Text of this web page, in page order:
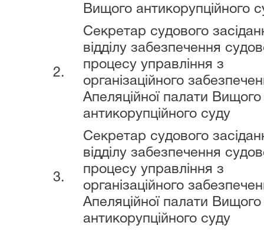
Вищого антикорупційного
2.
Секретар судового
відділу забезпечення
процесу управління з
організаційного
Апеляційної палати Вищого
антикорупційного суду
3.
Секретар судового
відділу забезпечення
процесу управління з
організаційного
Апеляційної палати Вищого
антикорупційного суду